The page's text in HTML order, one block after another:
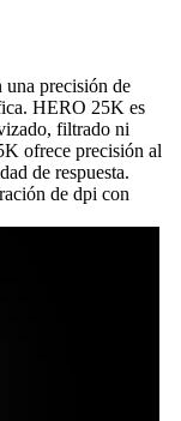
una precisión de
HERO 25K es
filtrado ni
ofrece precisión al
de respuesta.
de dpi con